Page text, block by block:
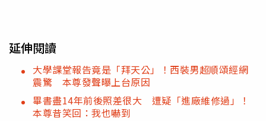
延伸閱讀
大學課堂報告竟是「拜天公」！西裝男超順頌經網
震驚 本尊發聲曝上台原因
畢書盡14年前後照差很大 遭疑「進廠維修過」！
本尊昔笑回：我也嚇到